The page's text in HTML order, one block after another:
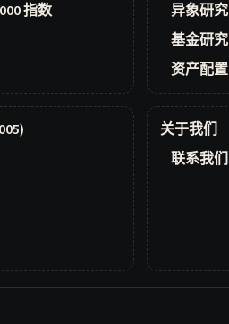
指数
异象研究
基金研究
资产配置
关于我们
联系我们